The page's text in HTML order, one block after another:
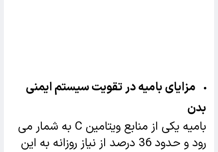
مزایای بامیه در تقویت سیستم ایمنی
بدن
بامیه یکی از منابع ویتامین C به شمار می
رود و حدود 36 درصد از نیاز روزانه به این